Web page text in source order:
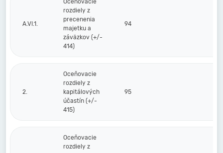
A.VI.1.
Oceňovacie
rozdiely z
precenenia
majetku a
záväzkov (+/-
414)
94
2.
Oceňovacie
rozdiely z
kapitálových
účastín (+/-
415)
95
Oceňovacie
rozdiely z